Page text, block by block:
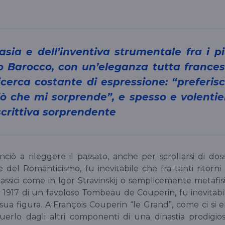
con un’eleganza tutta
costante di espressione:
che mi sorprende”, e spesso e
sorprendente
a rileggere il passato, anche per scrollarsi di
del Romanticismo, fu inevitabile che fra tanti ritorni
come in Igor Stravinskij o semplicemente
di un favoloso Tombeau de Couperin, fu
figura. A François Couperin “le Grand”, come ci si
dagli altri componenti di una dinastia